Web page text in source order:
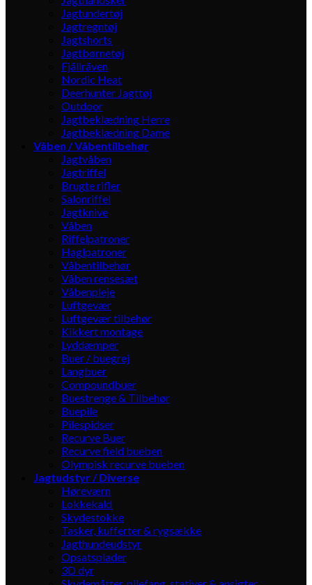
Jagtundertøj
Jagtregntøj
Jagtshorts
Jagtbørnetøj
Fjällräven
Nordic Heat
Deerhunter Jagttøj
Outdoor
Jagtbeklædning Herre
Jagtbeklædning Dame
Våben / Våbentilbehør
Jagtvåben
Jagtriffel
Brugte rifler
Salonriffel
Jagtknive
Våben
Riffelpatroner
Haglpatroner
Våbentilbehør
Våben rensesæt
Våbenpleje
Luftgevær
Luftgevær tilbehør
Kikkert montage
Lyddæmper
Buer / buegrej
Langbuer
Compoundbuer
Buestrenge & Tilbehør
Buepile
Pilespidser
Recurve Buer
Recurve field bueben
Olympisk recurve bueben
Jagtudstyr / Diverse
Høreværn
Lokkekald
Skydestokke
Tasker, kufferter & rygsække
Jagthundeudstyr
Opsatsplader
3D dyr